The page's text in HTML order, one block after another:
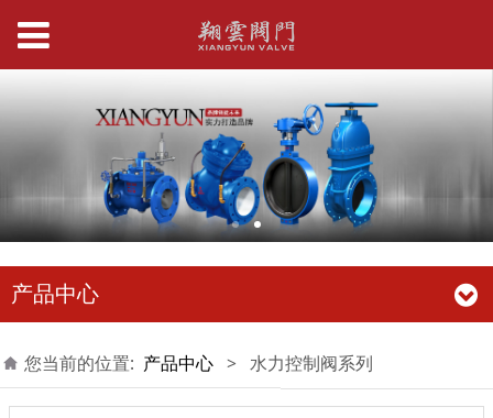
产品中心
您当前的位置: 产品中心 > 水力控制阀系列